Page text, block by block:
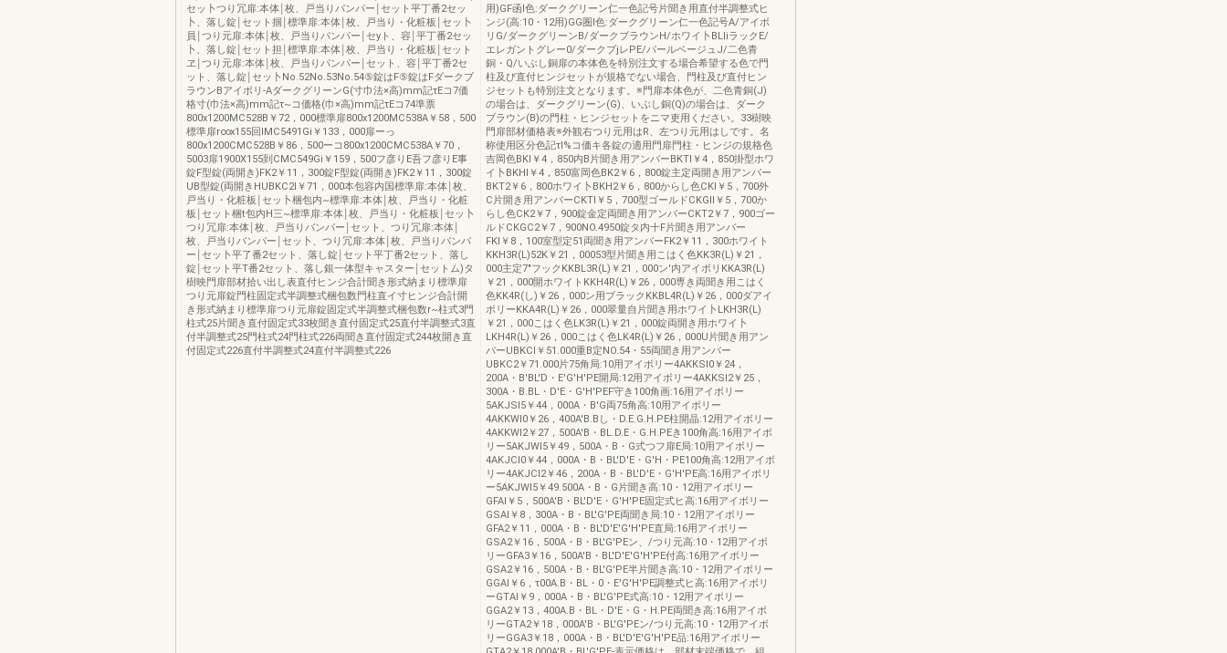
セッ卜つり冗扉:本体￨枚、戸当りパンパー￨セット平丁番2セッ
卜、落し錠￨セット掴￨標準扉:本体￨枚、戸当り・化粧板￨セッ卜
員￨つり元扉:本体￨枚、戸当りパンパー￨セyト、容￨平丁番2セッ
卜、落し錠￨セット担￨標準扉:本体￨枚、戸当り・化粧板￨セット
ヱ￨つり元扉:本体￨枚、戸当りパンパー￨セット、容￨平丁番2セ
ット、落し錠￨セッ卜No.52No.53No.54⑤錠はF⑤錠はFダークブ
ラウンBアイボリ-AダークグリーンG(寸巾法×高)mm記τEコ7価
格寸(巾法×高)mm記τ~コ価格(巾×高)mm記τEコ74準票
800x1200MC528B￥72，000標準扉800x1200MC538A￥58，500
標準扉r∞x155回lMC5491Gi￥133，000扉ーっ
800x1200CMC528B￥86，500ーコ800x1200CMC538A￥70，
5003扉1900X155到CMC549Gi￥159，500フ彦りE吾フ彦りE事
錠F型錠(両開き)FK2￥11，300錠F型錠(両開き)FK2￥11，300錠
UB型錠(両開きHUBKC2l￥71，000本包容内国標準扉:本体￨枚、
戸当り・化粧板￨セッ卜梱包内~標準扉:本体￨枚、戸当り・化粧
板￨セット梱t包内H三~標準扉:本体￨枚、戸当り・化粧板￨セッ卜
つり冗扉:本体￨枚、戸当りバンパー￨セット、つり冗扉:本体￨
枚、戸当りバンパー￨セッ卜、つり冗扉:本体￨枚、戸当りパンパ
ー￨セッ卜平了番2セット、落し錠￨セット平丁番2セット、落し
錠￨セット平T番2セット、落し銀一体型キャスター￨セットム)タ
樹映門扉部材拾い出し表直付ヒンジ合計聞き形式納まり標準扉
つり元扉錠門柱固定式半調整式梱包数門柱直イ寸ヒンジ合計開
き形式納まり標準扉つり元扉錠固定式半調整式梱包数r~柱式3門
柱式25片聞き直付固定式33枚聞き直付固定式25直付半調整式3直
付半調整式25門柱式24門柱式226両聞き直付固定式244枚開き直
付固定式226直付半調整式24直付半調整式226
用)GF函l色:ダークグリーン仁一色記号片聞き用直付半調整式ヒ
ンジ(高:10・12用)GG圏l色:ダークグリーン仁一色記号A/アイボ
リG/ダークグリーンB/ダークブラウンH/ホワイ卜BLliラックE/
エレガントグレー0/ダークブjレPE/パールベージュJ/二色青
銅・Q/いぶし銅扉の本体色を特別注文する場合希望する色で門
柱及び直付ヒンジセットが規格でない場合、門柱及び直付ヒン
ジセットも特別注文となります。※門扉本体色が、二色青銅(J)
の場合は、ダークグリーン(G)、いぶし銅(Q)の場合は、ダーク
ブラウン(B)の門柱・ヒンジセットをニマ吏用ください。33樹映
門扉部材価格表※外観右つり元用はR、左つり元用はしです。名
称使用区分色記τl%コ価キ各錠の適用門扉門柱・ヒンジの規格色
吉岡色BKI￥4，850内B片聞き用アンバーBKTI￥4，850掛型ホワ
イ卜BKHI￥4，850富岡色BK2￥6，800錠主定両開き用アンバー
BKT2￥6，800ホワイ卜BKH2￥6，800からし色CKI￥5，700外
C片開き用アンバーCKTI￥5，700型ゴールドCKGII￥5，700か
らし色CK2￥7，900錠金定両聞き用アンバーCKT2￥7，900ゴー
ルドCKGC2￥7，900NO.4950錠タ内十F片聞き用アンバー
FKI￥8，100室型定51両聞き用アンバーFK2￥11，300ホワイト
KKH3R(L)52K￥21，00053型片聞き用こはく色KK3R(L)￥21，
000主定7"フックKKBL3R(L)￥21，000ン'内アイボリKKA3R(L)
￥21，000開ホワイトKKH4R(L)￥26，000専き両聞き用こはく
色KK4R(し)￥26，000ン用ブラックKKBL4R(L)￥26，000ダアイ
ボリーKKA4R(L)￥26，000翠量自片聞き用ホワイ卜LKH3R(L)
￥21，000こはく色LK3R(L)￥21，000錠両開き用ホワイ卜
LKH4R(L)￥26，000こはく色LK4R(L)￥26，000U片聞き用アン
バーUBKCI￥51.000重B定NO.54・55両聞き用アンバー
UBKC2￥71.000片75角局:10用アイボリー4AKKSI0￥24，
200A・B'BL'D・E'G'H'PE開局:12用アイボリー4AKKSI2￥25，
300A・B.BL・D'E・G'H'PEF守き100角画:16用アイボリー
5AKJSI5￥44，000A・B'G両75角高:10用アイボリー
4AKKWI0￥26，400A'B.Bし・D.E.G.H.PE柱開晶:12用アイボリー
4AKKWI2￥27，500A'B・BL.D.E・G.H.PEき100角高:16用アイボ
リー5AKJWI5￥49，500A・B・G式つフ扉E局:10用アイボリー
4AKJCI0￥44，000A・B・BL'D'E・G'H・PE100角高:12用アイボ
リー4AKJCI2￥46，200A・B・BL'D'E・G'H'PE高:16用アイボリ
ー5AKJWI5￥49.500A・B・G片聞き高:10・12用アイボリー
GFAI￥5，500A'B・BL'D'E・G'H'PE固定式ヒ高:16用アイボリー
GSAI￥8，300A・B・BL'G'PE両聞き局:10・12用アイボリー
GFA2￥11，000A・B・BL'D'E'G'H'PE直局:16用アイボリー
GSA2￥16，500A・B・BL'G'PEン、/つり元高:10・12用アイボ
リーGFA3￥16，500A'B・BL'D'E'G'H'PE付高:16用アイボリー
GSA2￥16，500A・B・BL'G'PE半片聞き高:10・12用アイボリー
GGAI￥6，τ00A.B・BL・0・E'G'H'PE調整式ヒ高:16用アイボリ
ーGTAI￥9，000A・B・BL'G'PE式高:10・12用アイポリー
GGA2￥13，400A.B・BL・D'E・G・H.PE両聞き高:16用アイボ
リーGTA2￥18，000A'B・BL'G'PEン/つり元高:10・12用アイボ
リーGGA3￥18，000A・B・BL'D'E'G'H'PE品:16用アイボリー